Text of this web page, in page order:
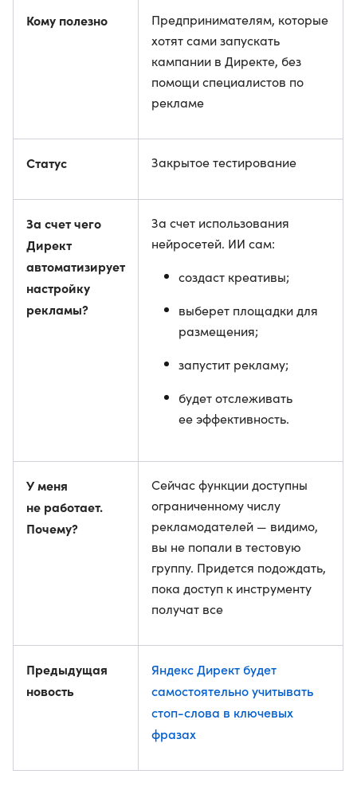
Кому полезно
Предпринимателям, которые
хотят сами запускать
кампании в Директе, без
помощи специалистов по
рекламе
Статус Закрытое тестирование
За счет чего
Директ
автоматизирует
настройку
рекламы?
За счет использования
нейросетей. ИИ сам:
создаст креативы;
выберет площадки для
размещения;
запустит рекламу;
будет отслеживать
ее эффективность.
У меня
не работает.
Почему?
Сейчас функции доступны
ограниченному числу
рекламодателей — видимо,
вы не попали в тестовую
группу. Придется подождать,
пока доступ к инструменту
получат все
Предыдущая
новость
Яндекс Директ будет
самостоятельно учитывать
стоп-слова в ключевых
фразах